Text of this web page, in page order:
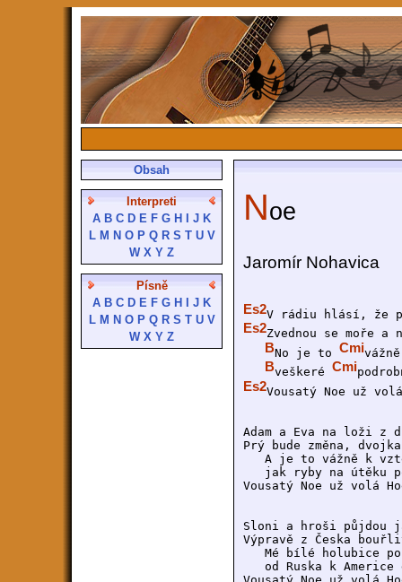
Obsah
Interpreti
A B C D E F G H J K
L M N O P Q R S T U V
W X Y Z
Písně
A B C D E F G H J K
L M N O P Q R S T U V
W X Y Z
Noe
Jaromír Nohavica
Es2V rádiu hlásí, že
Es2Zvednou se moře
BNo je to Cmi
Bveškeré Cmi
Es2Vousatý Noe už
Adam a Eva na loži z
Prý bude změna,
A je to vážně k
jak ryby na útěku
Vousatý Noe už volá
Sloni a hroši půjdou
Výpravě z Česka
Mé bílé holubice
od Ruska k Americe